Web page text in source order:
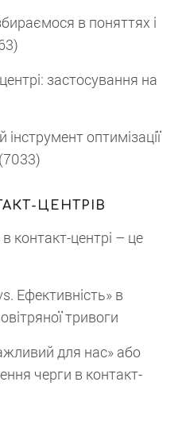
в поняттях і
застосування на
оптимізації
ЦЕНТРІВ
контакт-центрі – це
Ефективність» в
тривоги
для нас» або
черги в контакт-